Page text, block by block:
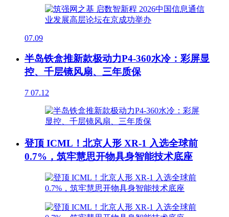
07.09
半岛铁盒推新款极动力P4-360水冷：彩屏显
控、千层镜风扇、三年质保
7 07.12
登顶 ICML！北京人形 XR-1 入选全球前
0.7%，筑牢慧思开物具身智能技术底座